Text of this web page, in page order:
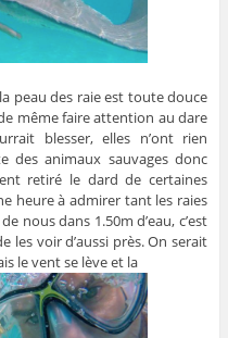
peau des raie est toute douce
même faire attention au dare
blesser, elles n’ont rien
des animaux sauvages donc
retiré le dard de certaines
heure à admirer tant les raies
nous dans 1.50m d’eau, c’est
les voir d’aussi près. On serait
le vent se lève et la